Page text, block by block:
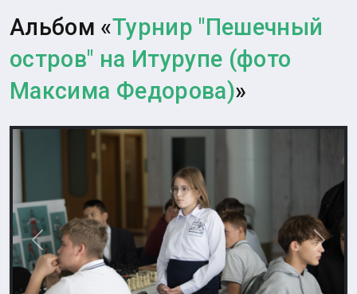
Альбом «Турнир "Пешечный
остров" на Итурупе (фото
Максима Федорова)»
Назад